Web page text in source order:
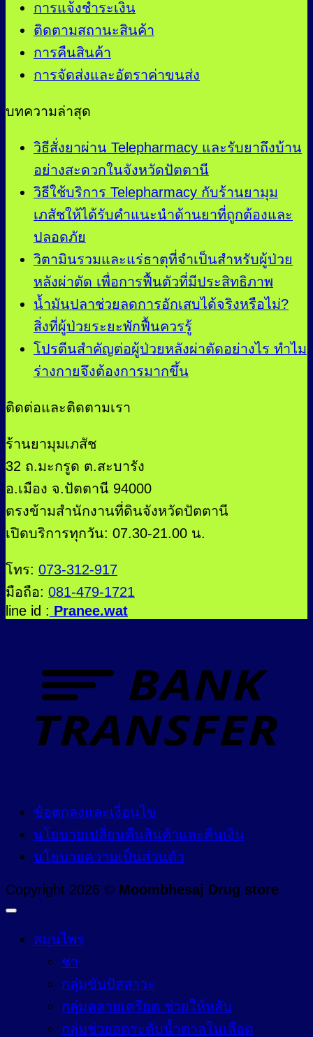
การแจ้งชำระเงิน
ติดตามสถานะสินค้า
การคืนสินค้า
การจัดส่งและอัตราค่าขนส่ง
บทความล่าสุด
วิธีสั่งยาผ่าน Telepharmacy และรับยาถึงบ้าน
อย่างสะดวกในจังหวัดปัตตานี
วิธีใช้บริการ Telepharmacy กับร้านยามุม
เภสัชให้ได้รับคำแนะนำด้านยาที่ถูกต้องและ
ปลอดภัย
วิตามินรวมและแร่ธาตุที่จำเป็นสำหรับผู้ป่วย
หลังผ่าตัด เพื่อการฟื้นตัวที่มีประสิทธิภาพ
น้ำมันปลาช่วยลดการอักเสบได้จริงหรือไม่?
สิ่งที่ผู้ป่วยระยะพักฟื้นควรรู้
โปรตีนสำคัญต่อผู้ป่วยหลังผ่าตัดอย่างไร ทำไม
ร่างกายจึงต้องการมากขึ้น
ติดต่อและติดตามเรา
ร้านยามุมเภสัช
32 ถ.มะกรูด ต.สะบารัง
อ.เมือง จ.ปัตตานี 94000
ตรงข้ามสำนักงานที่ดินจังหวัดปัตตานี
เปิดบริการทุกวัน: 07.30-21.00 น.
โทร: 073-312-917
มือถือ: 081-479-1721
line id : Pranee.wat
ข้อตกลงและเงื่อนไข
นโยบายเปลี่ยนคืนสินค้าและคืนเงิน
นโยบายความเป็นส่วนตัว
Copyright 2026 © Moombhesaj Drug store
สมุนไพร
ชา
กลุ่มขับปัสสาวะ
กลุ่มคลายเครียด ช่วยให้หลับ
กลุ่มช่วยลดระดับน้ำตาลในเลือด